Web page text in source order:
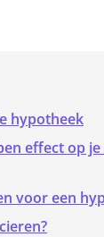
hypotheek
effect op
voor een